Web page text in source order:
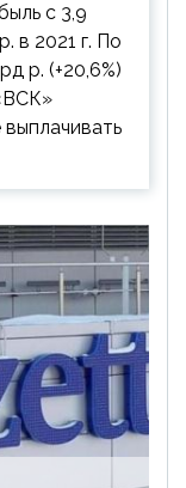
с 3,9
в 2021 г. По
р. (+20,6%)